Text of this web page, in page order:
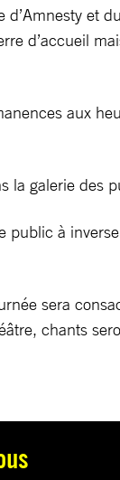
et
d’accueil
aux
la galerie des
à
sera
chants